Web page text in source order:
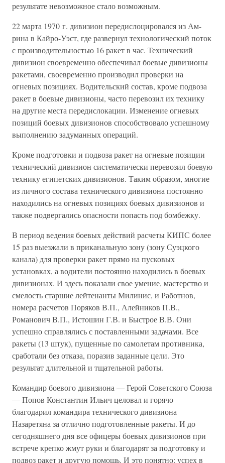
результате невозможное стало возможным.
22 марта 1970 г. дивизион передислоцировался из Ам-
рина в Кайро-Уэст, где развернул технологический поток
с производительностью 16 ракет в час. Технический
дивизион своевременно обеспечивал боевые дивизионы
ракетами, своевременно производил проверки на
огневых позициях. Водительский состав, кроме подвоза
ракет в боевые дивизионы, часто перевозил их технику
на другие места передислокации. Изменение огневых
позиций боевых дивизионов способствовало успешному
выполнению задуманных операций.
Кроме подготовки и подвоза ракет на огневые позиции
технический дивизион систематически перевозил боевую
технику египетских дивизионов. Таким образом, многие
из личного состава технического дивизиона постоянно
находились на огневых позициях боевых дивизионов и
также подвергались опасности попасть под бомбежку.
В период ведения боевых действий расчеты КИПС более
15 раз выезжали в приканальную зону (зону Суэцкого
канала) для проверки ракет прямо на пусковых
установках, а водители постоянно находились в боевых
дивизионах. И здесь показали свое умение, мастерство и
смелость старшие лейтенанты Милинис, и Работнов,
номера расчетов Поряков В.П., Алейников П.В.,
Романович В.П., Истошин Г.В. и Быстрое В.В. Они
успешно справлялись с поставленными задачами. Все
ракеты (13 штук), пущенные по самолетам противника,
сработали без отказа, поразив заданные цели. Это
результат длительной и тщательной работы.
Командир боевого дивизиона — Герой Советского Союза
— Попов Константин Ильич целовал и горячо
благодарил командира технического дивизиона
Назаретяна за отлично подготовленные ракеты. И до
сегодняшнего дня все офицеры боевых дивизионов при
встрече крепко жмут руки и благодарят за подготовку и
подвоз ракет и другую помощь. И это понятно: успех в